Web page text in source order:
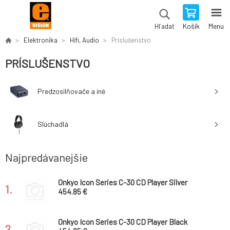
Hľadať Košík Menu
Elektronika Hifi, Audio Príslušenstvo
PRÍSLUŠENSTVO
Predzosilňovače a iné
Slúchadlá
Najpredávanejšie
1.
Onkyo Icon Series C-30 CD Player Silver
454.85 €
Onkyo Icon Series C-30 CD Player Black